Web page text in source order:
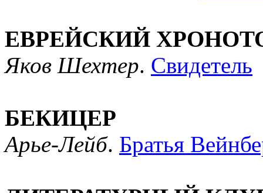
ЕВРЕЙСКИЙ
Яков Шехтер. Свидетель
БЕКИЦЕР
Арье-Лейб. Братья